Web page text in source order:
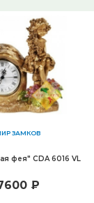
ЗАМКОВ
фея" CDA 6016 VL
₽